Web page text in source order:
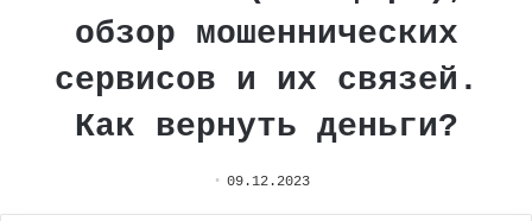
обзор мошеннических
сервисов и их связей.
Как вернуть деньги?
09.12.2023